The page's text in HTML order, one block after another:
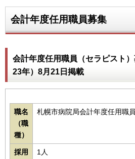
医療関係の方へ
会計年度任用職員募集
会計年度任用職員（セラピス
23年）8月21日掲載
職名
（職
種）
札幌市病院局会計年度任用職
採用
1人